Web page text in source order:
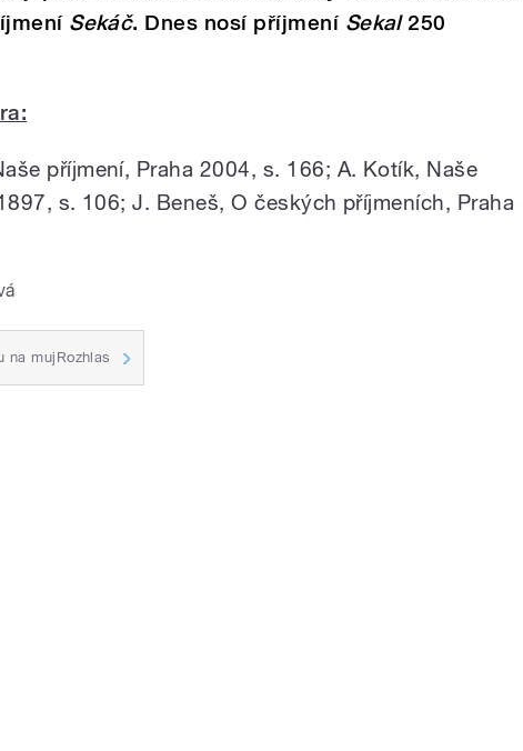
Sekáč. Dnes nosí příjmení Sekal250
příjmení, Praha 2004, s. 166; A. Kotík, Naše
s. 106; J. Beneš, O českých příjmeních, Praha
na mujRozhlas